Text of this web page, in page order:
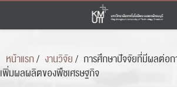
Skip
content
หน้าแรก/ งานวิจัย/ การศึกษาปัจจัยที่มีผลต่อก
เพิ่มผลผลิตของพืชเศรษฐกิจ